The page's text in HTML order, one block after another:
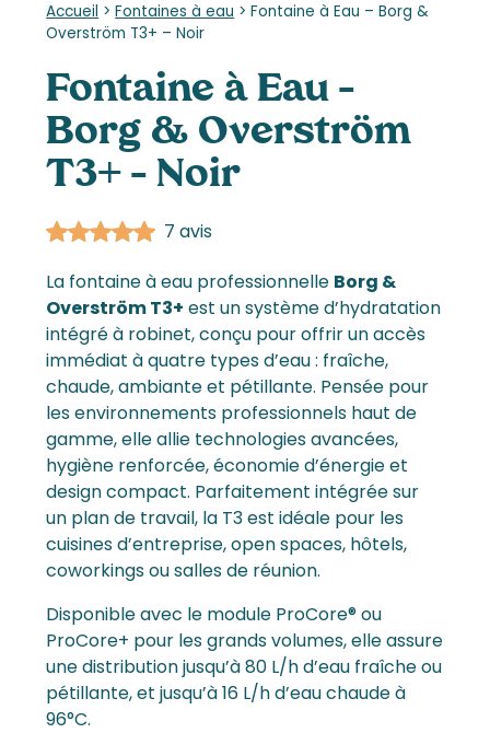
Accueil >Fontaines à eau >Fontaine à Eau – Borg &
Overström T3+ – Noir
Fontaine à Eau –
Borg & Overström
T3+ – Noir
7 avis
La fontaine à eau professionnelle Borg &
Overström T3+ est un système d’hydratation
intégré à robinet, conçu pour offrir un accès
immédiat à quatre types d’eau : fraîche,
chaude, ambiante et pétillante. Pensée pour
les environnements professionnels haut de
gamme, elle allie technologies avancées,
hygiène renforcée, économie d’énergie et
design compact. Parfaitement intégrée sur
un plan de travail, la T3 est idéale pour les
cuisines d’entreprise, open spaces, hôtels,
coworkings ou salles de réunion.
Disponible avec le module ProCore® ou
ProCore+ pour les grands volumes, elle assure
une distribution jusqu’à 80 L/h d’eau fraîche ou
pétillante, et jusqu’à 16 L/h d’eau chaude à
96°C.